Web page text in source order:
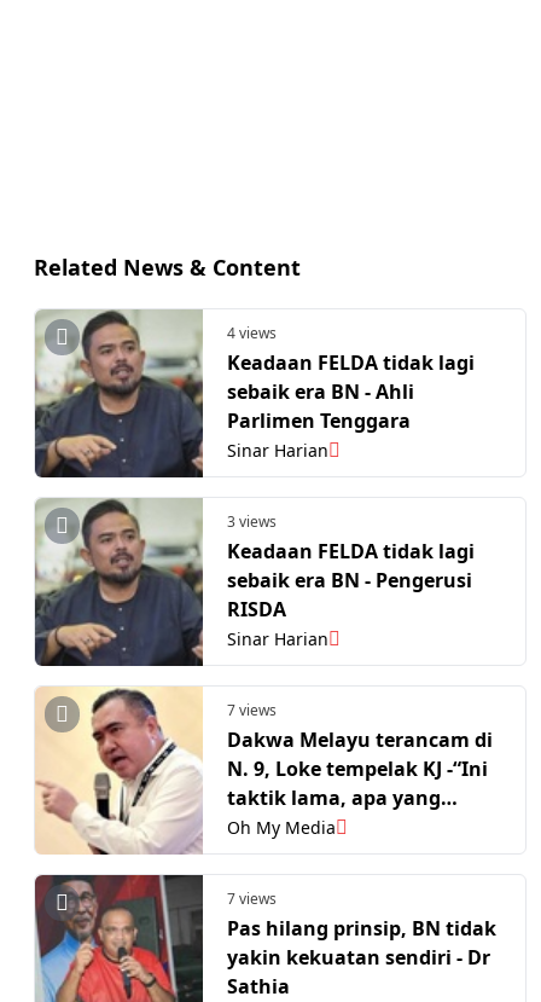
Related News & Content
4 views
Keadaan FELDA tidak lagi
sebaik era BN - Ahli
Parlimen Tenggara
Sinar Harian
3 views
Keadaan FELDA tidak lagi
sebaik era BN - Pengerusi
RISDA
Sinar Harian
7 views
Dakwa Melayu terancam di
N. 9, Loke tempelak KJ -“Ini
taktik lama, apa yang
terancam?”
Oh My Media
7 views
Pas hilang prinsip, BN tidak
yakin kekuatan sendiri - Dr
Sathia